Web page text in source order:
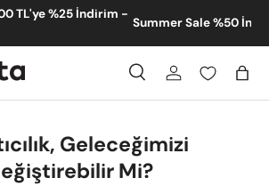
- Yeni Eklenen Ürünler
Ara Giriş
Geleceğimizi
Mi?